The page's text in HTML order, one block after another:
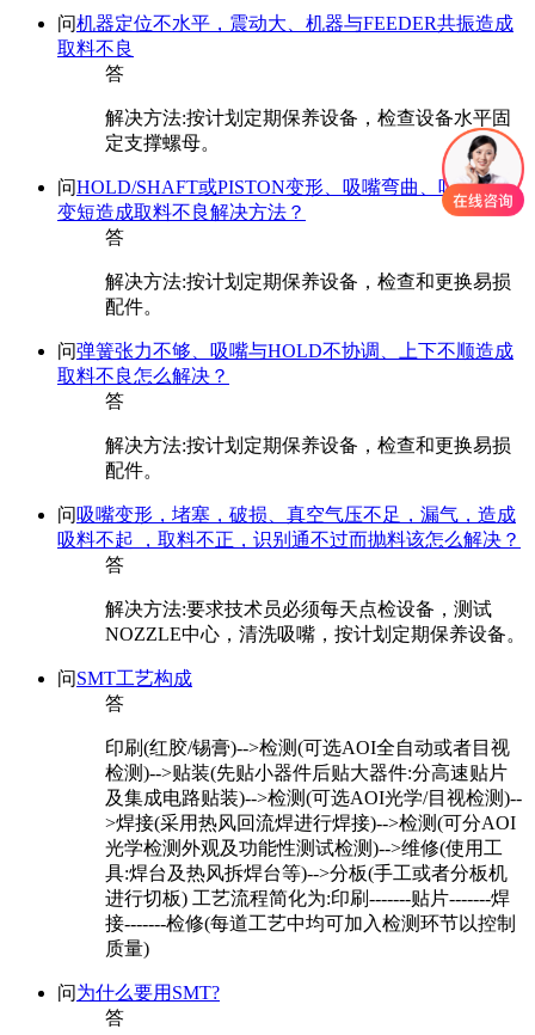
问机器定位不水平，震动大、机器与FEEDER共振造成
取料不良
答
解决方法:按计划定期保养设备，检查设备水平固
定支撑螺母。
问HOLD/SHAFT或PISTON变形、吸嘴弯曲、吸嘴磨损
变短造成取料不良解决方法？
答
解决方法:按计划定期保养设备，检查和更换易损
配件。
问弹簧张力不够、吸嘴与HOLD不协调、上下不顺造成
取料不良怎么解决？
答
解决方法:按计划定期保养设备，检查和更换易损
配件。
问吸嘴变形，堵塞，破损、真空气压不足，漏气，造成
吸料不起 ，取料不正，识别通不过而抛料该怎么解决？
答
解决方法:要求技术员必须每天点检设备，测试
NOZZLE中心，清洗吸嘴，按计划定期保养设备。
问SMT工艺构成
答
印刷(红胶/锡膏)-->检测(可选AOI全自动或者目视
检测)-->贴装(先贴小器件后贴大器件:分高速贴片
及集成电路贴装)-->检测(可选AOI光学/目视检测)--
>焊接(采用热风回流焊进行焊接)-->检测(可分AOI
光学检测外观及功能性测试检测)-->维修(使用工
具:焊台及热风拆焊台等)-->分板(手工或者分板机
进行切板) 工艺流程简化为:印刷-------贴片-------焊
接-------检修(每道工艺中均可加入检测环节以控制
质量)
问为什么要用SMT?
答